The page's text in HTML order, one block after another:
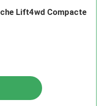
Lift4wd Compacte